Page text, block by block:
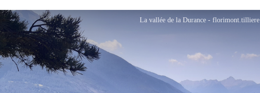
La vallée de la Durance - florimont.tilliere